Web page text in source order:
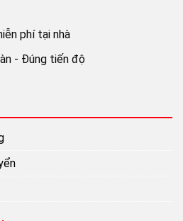
phí tại nhà
- Đúng tiến độ